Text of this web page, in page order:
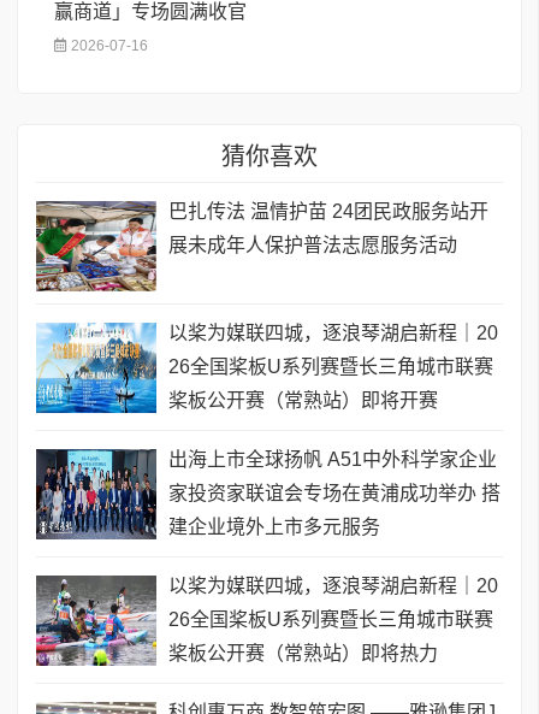
赢商道」专场圆满收官
2026-07-16
猜你喜欢
巴扎传法 温情护苗 24团民政服务站开
展未成年人保护普法志愿服务活动
以桨为媒联四城，逐浪琴湖启新程｜20
26全国桨板U系列赛暨长三角城市联赛
桨板公开赛（常熟站）即将开赛
出海上市全球扬帆 A51中外科学家企业
家投资家联谊会专场在黄浦成功举办 搭
建企业境外上市多元服务
以桨为媒联四城，逐浪琴湖启新程｜20
26全国桨板U系列赛暨长三角城市联赛
桨板公开赛（常熟站）即将热力